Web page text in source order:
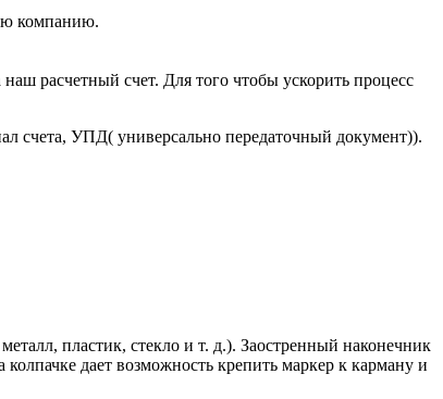
компанию.
расчетный счет. Для того чтобы ускорить процесс
счета, УПД( универсально передаточный документ)).
пластик, стекло и т. д.). Заостренный наконечник
дает возможность крепить маркер к карману и